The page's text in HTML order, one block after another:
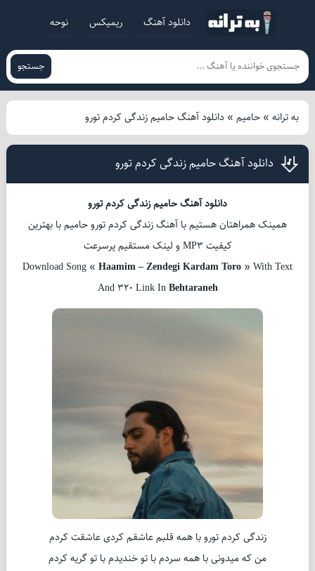
دانلود آهنگ ریمیکس نوحه
جستجو
به ترانه» حامیم» دانلود آهنگ حامیم زندگی کردم تورو
دانلود آهنگ حامیم زندگی کردم تورو
دانلود آهنگ حامیم زندگی کردم تورو
همینک همراهتان هستیم با آهنگ زندگی کردم تورو حامیم با بهترین
کیفیت MP3 و لینک مستقیم پرسرعت
Download Song « Haamim – Zendegi Kardam Toro » With Text
And 320 Link InBehtaraneh
زندگی کردم تورو با همه قلبم عاشقم کردی عاشقت کردم
من که میدونی با همه سردم با تو خندیدم با تو گریه کردم